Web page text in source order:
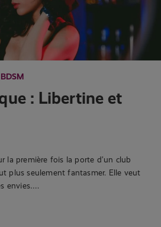
: Libertine et
la première fois la porte d’un club
plus seulement fantasmer. Elle veut
envies….